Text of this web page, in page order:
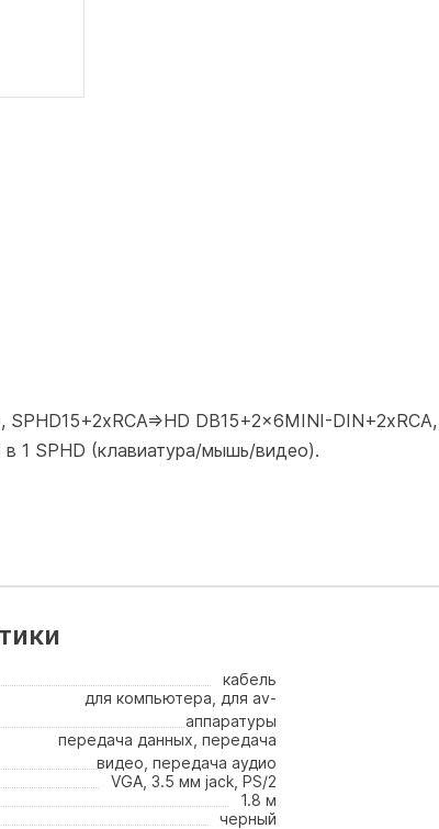
DB15+2x6MINI-
1 SPHD (клавиатура/мышь/видео).
кабель
для компьютера, для av-
аппаратуры
передача данных, передача
видео, передача аудио
VGA, 3.5 мм jack, PS/2
1.8 м
черный